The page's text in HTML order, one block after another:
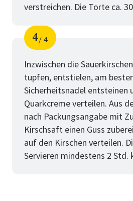
verstreichen. Die Torte ca.
Schritt
4
von
4
Inzwischen die
tupfen, entstielen, am
Sicherheitsnadel entsteinen
Quarkcreme verteilen. Aus
nach Packungsangabe mit
Kirschsaft einen Guss
auf den Kirschen verteilen.
Servieren mindestens 2 Std.